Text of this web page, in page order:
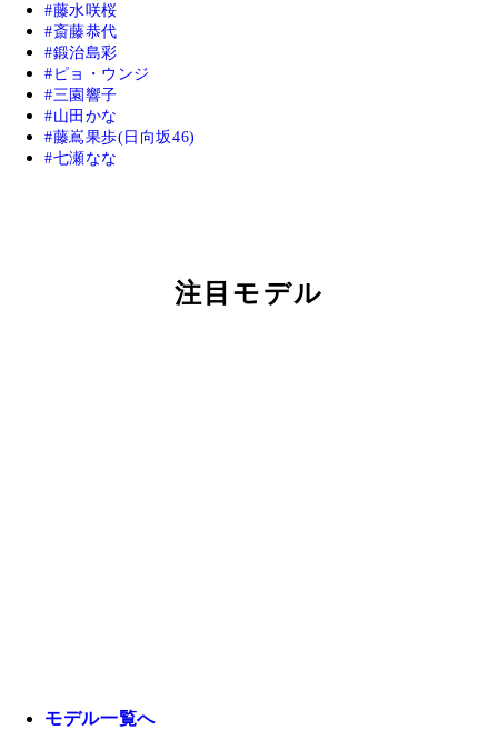
藤水咲桜
斎藤恭代
鍛治島彩
ピョ・ウンジ
三園響子
山田かな
藤嶌果歩(日向坂46)
七瀬なな
注目モデル
モデル一覧へ